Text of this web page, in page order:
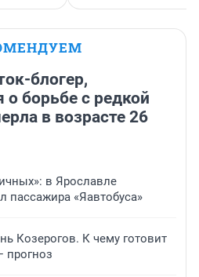
блогер,
борьбе с редкой
в возрасте 26
в Ярославле
пассажира «Яавтобуса»
Козерогов. К чему готовит
прогноз